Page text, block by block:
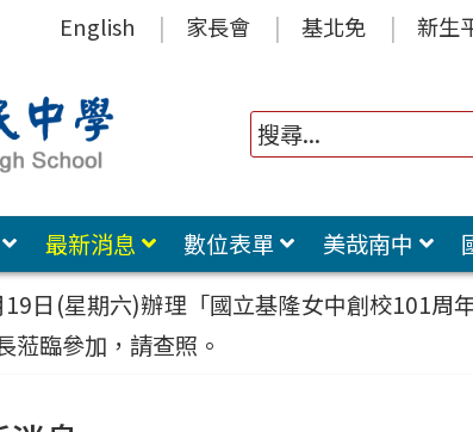
English 家長會 基北免 新生
最新消息 數位表單 美哉南中
日(星期六)辦理「國立基隆女中創校101周
蒞臨參加，請查照。